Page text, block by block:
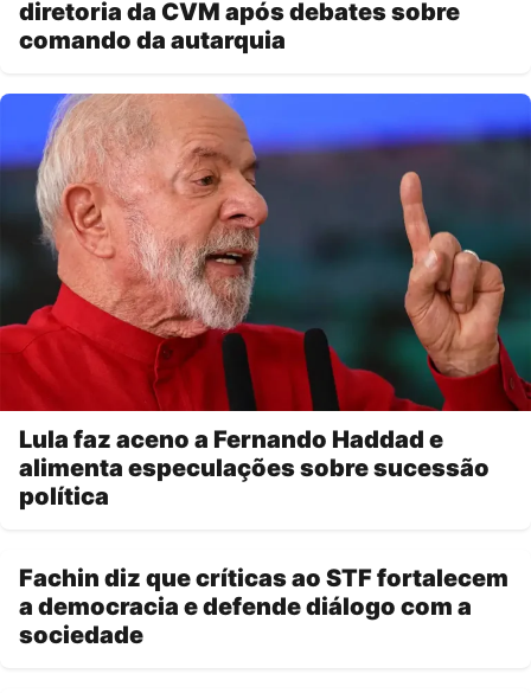
diretoria da CVM após debates sobre
comando da autarquia
Lula faz aceno a Fernando Haddad e
alimenta especulações sobre sucessão
política
Fachin diz que críticas ao STF fortalecem
a democracia e defende diálogo com a
sociedade